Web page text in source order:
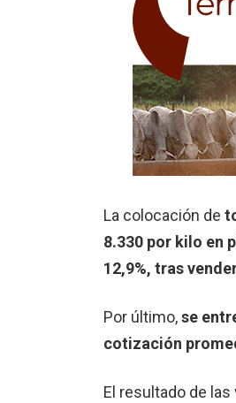
La colocación de
8.330 por kilo en
12,9%, tras
Por último,se
cotización
El resultado de